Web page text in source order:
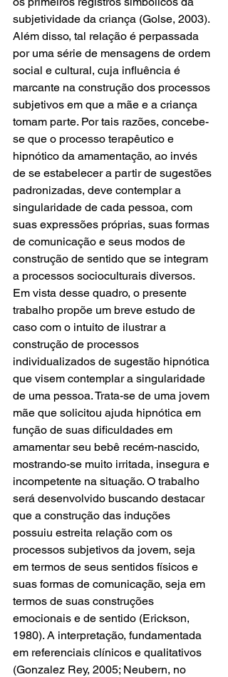
subjetividade da criança (Golse, 2003).
Além disso, tal relação é perpassada
por uma série de mensagens de ordem
social e cultural, cuja influência é
marcante na construção dos processos
subjetivos em que a mãe e a criança
tomam parte. Por tais razões, concebe-
se que o processo terapêutico e
hipnótico da amamentação, ao invés
de se estabelecer a partir de sugestões
padronizadas, deve contemplar a
singularidade de cada pessoa, com
suas expressões próprias, suas formas
de comunicação e seus modos de
construção de sentido que se integram
a processos socioculturais diversos.
Em vista desse quadro, o presente
trabalho propõe um breve estudo de
caso com o intuito de ilustrar a
construção de processos
individualizados de sugestão hipnótica
que visem contemplar a singularidade
de uma pessoa. Trata-se de uma jovem
mãe que solicitou ajuda hipnótica em
função de suas dificuldades em
amamentar seu bebê recém-nascido,
mostrando-se muito irritada, insegura e
incompetente na situação. O trabalho
será desenvolvido buscando destacar
que a construção das induções
possuiu estreita relação com os
processos subjetivos da jovem, seja
em termos de seus sentidos físicos e
suas formas de comunicação, seja em
termos de suas construções
emocionais e de sentido (Erickson,
1980). A interpretação, fundamentada
em referenciais clínicos e qualitativos
(Gonzalez Rey, 2005; Neubern, no